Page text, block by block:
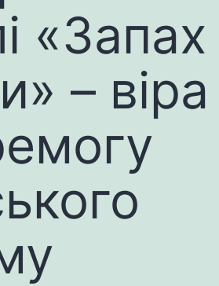
«Запах
– віра